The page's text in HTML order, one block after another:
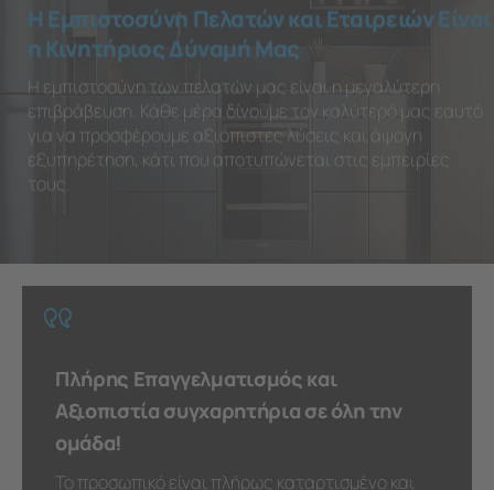
Η Εμπιστοσύνη Πελατών και Εταιρειών Είναι
η Κινητήριος Δύναμή Μας
Η εμπιστοσύνη των πελατών μας είναι η μεγαλύτερη
επιβράβευση. Κάθε μέρα δίνουμε τον καλύτερό μας εαυτό
για να προσφέρουμε αξιόπιστες λύσεις και άψογη
εξυπηρέτηση, κάτι που αποτυπώνεται στις εμπειρίες
τους.
Πλήρης Επαγγελματισμός και
Αξιοπιστία συγχαρητήρια σε όλη την
ομάδα!
Το προσωπικό είναι πλήρως καταρτισμένο και